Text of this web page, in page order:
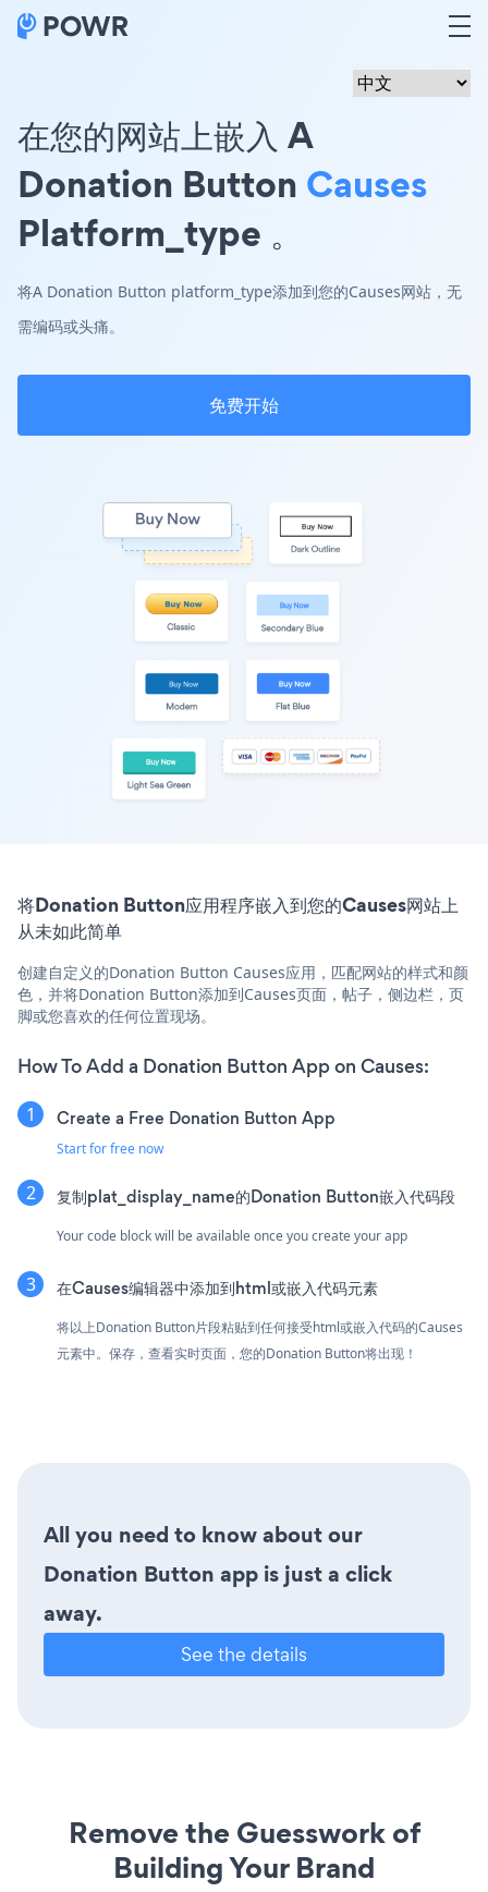
在您的网站上嵌入 A
Donation Button Causes
Platform_type 。
将A Donation Button platform_type添加到您的Causes网站，无
需编码或头痛。
免费开始
将Donation Button应用程序嵌入到您的Causes网站上
从未如此简单
创建自定义的Donation Button Causes应用，匹配网站的样式和颜
色，并将Donation Button添加到Causes页面，帖子，侧边栏，页
脚或您喜欢的任何位置现场。
How To Add a Donation Button App on Causes:
Create a Free Donation Button App
Start for free now
复制plat_display_name的Donation Button嵌入代码段
Your code block will be available once you create your app
在Causes编辑器中添加到html或嵌入代码元素
将以上Donation Button片段粘贴到任何接受html或嵌入代码的Causes
元素中。保存，查看实时页面，您的Donation Button将出现！
All you need to know about our
Donation Button app is just a click
away.
See the details
Remove the Guesswork of
Building Your Brand